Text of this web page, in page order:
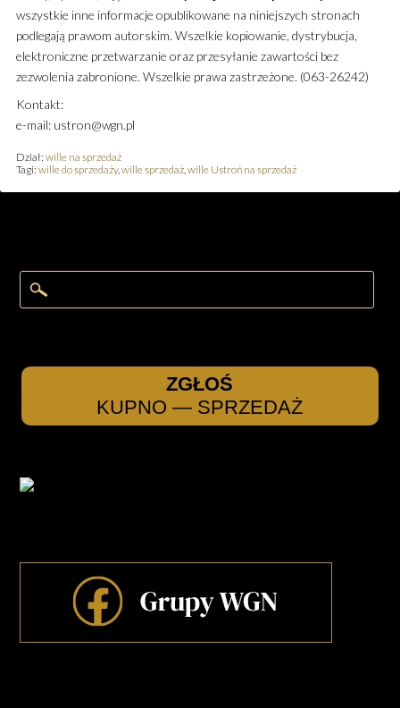
wszystkie inne informacje opublikowane na niniejszych stronach
podlegają prawom autorskim. Wszelkie kopiowanie, dystrybucja,
elektroniczne przetwarzanie oraz przesyłanie zawartości bez
zezwolenia zabronione. Wszelkie prawa zastrzeżone. (063-26242)
Kontakt:
e-mail: ustron@wgn.pl
Dział: wille na sprzedaż
Tagi: wille do sprzedaży, wille sprzedaż, wille Ustroń na sprzedaż
ZGŁOŚ
KUPNO — SPRZEDAŻ